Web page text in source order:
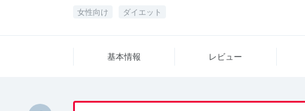
女性向け ダイエット
基本情報 レビュー